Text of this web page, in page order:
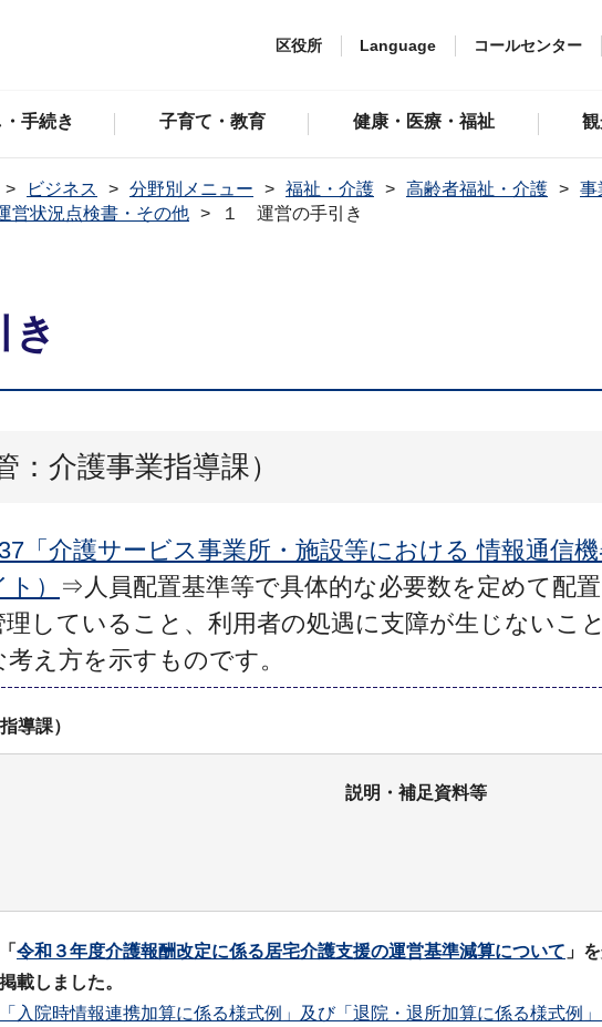
区役所 Language コールセンター
・手続き 子育て・教育 健康・医療・福祉
ビジネス 分野別メニュー 福祉・介護 高齢者福祉・介護 事
営状況点検書・その他
１ 運営の手引き
介護事業指導課）
「介護サービス事業所・施設等における 情報通信
）
⇒人員配置基準等で具体的な必要数を定めて配
していること、利用者の処遇に支障が生じないこ
え方を示すものです。
指導課）
説明・補足資料等
令和３年度介護報酬改定に係る居宅介護支援の運営基準減算について 」
載しました。
「入院時情報連携加算に係る様式例」及び「退院・退所加算に係る様式例」